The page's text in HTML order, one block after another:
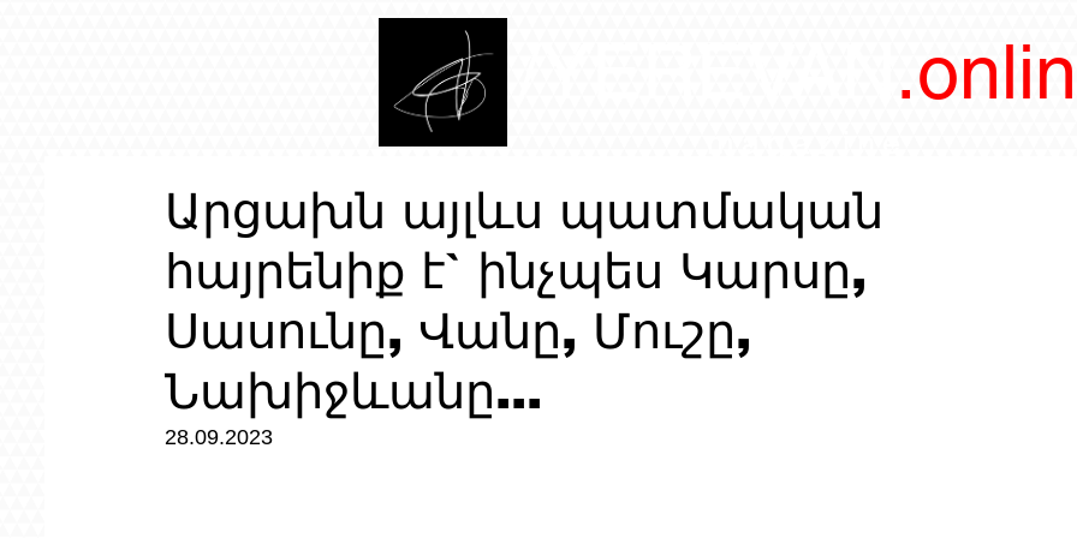
Արցախն այլևս պատմական
հայրենիք է` ինչպես Կարսը,
Սասունը, Վանը, Մուշը,
Նախիջևանը...
28.09.2023